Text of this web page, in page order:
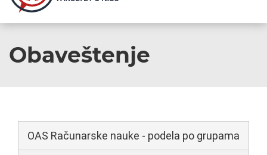
Obaveštenje
OAS Računarske nauke - podela po grupama